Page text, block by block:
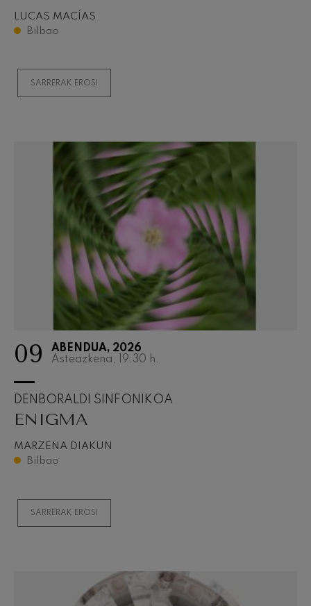
LUCAS MACÍAS
Bilbao
SARRERAK EROSI
09
ABENDUA, 2026
Asteazkena, 19:30 h.
DENBORALDI SINFONIKOA
ENIGMA
MARZENA DIAKUN
Bilbao
SARRERAK EROSI